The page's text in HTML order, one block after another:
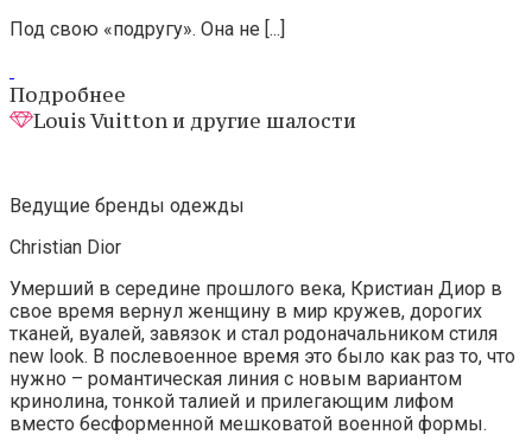
Под свою «подругу». Она не [...]
Подробнее
Louis Vuitton и другие шалости
Ведущие бренды одежды
Christian Dior
Умерший в середине прошлого века, Кристиан Диор в
свое время вернул женщину в мир кружев, дорогих
тканей, вуалей, завязок и стал родоначальником стиля
new look. В послевоенное время это было как раз то, что
нужно – романтическая линия с новым вариантом
кринолина, тонкой талией и прилегающим лифом
вместо бесформенной мешковатой военной формы.